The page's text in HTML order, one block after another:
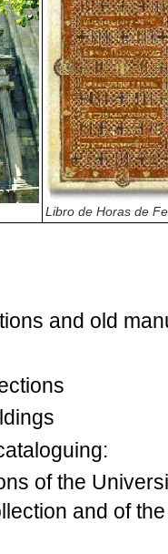
Libro de Horas de
and old
of the
and of